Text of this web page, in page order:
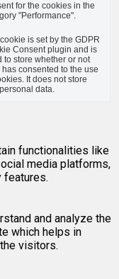
for the cookies in the
"Performance".
is set by the GDPR
Consent plugin and is
to store whether or not
has consented to the use
It does not store
data.
functionalities like
media platforms,
features.
and analyze the
which helps in
visitors.